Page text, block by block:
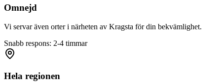
Omnejd
Vi servar även orter i närheten av Kragsta för din bekvämlighet.
Snabb respons: 2-4 timmar
Hela regionen